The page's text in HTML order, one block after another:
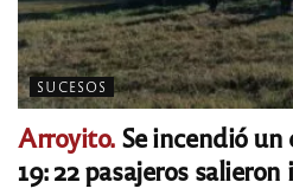
SUCESOS
Arroyito. Se incendió
19: 22 pasajeros salieron